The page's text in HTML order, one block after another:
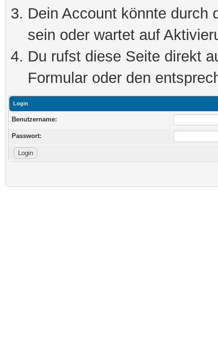
Dein Account könnte durch
sein oder wartet auf
Du rufst diese Seite direkt
Formular oder den
Login
Benutzername:
Passwort: